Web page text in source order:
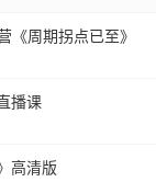
《周期拐点已至》
播课
高清版